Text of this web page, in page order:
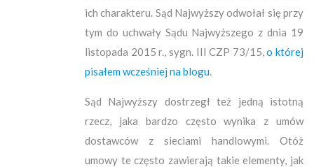
ich charakteru. Sąd Najwyższy odwołał się przy
tym do uchwały Sądu Najwyższego z dnia 19
listopada 2015 r., sygn. III CZP 73/15,o której
pisałem wcześniej na blogu
Sąd Najwyższy dostrzegł też jedną istotną
rzecz, jaka bardzo często wynika z umów
dostawców z sieciami handlowymi. Otóż
umowy te często zawierają takie elementy, jak